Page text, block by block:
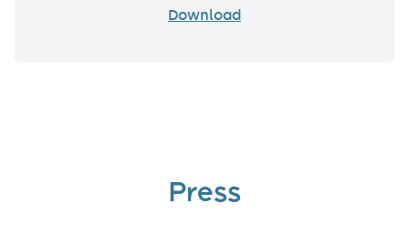
Download
Press